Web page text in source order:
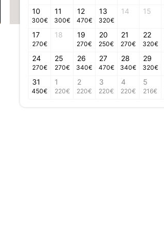
10
300€
11
300€
12
470€
13
320€
14 15
17
270€
18 19
270€
20
250€
21
270€
22
320€
24
270€
25
270€
26
340€
27
470€
28
340€
29
320€
31
450€
1
220€
2
220€
3
220€
4
220€
5
216€